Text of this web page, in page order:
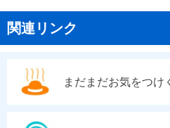
関連リンク
まだまだお気をつけ